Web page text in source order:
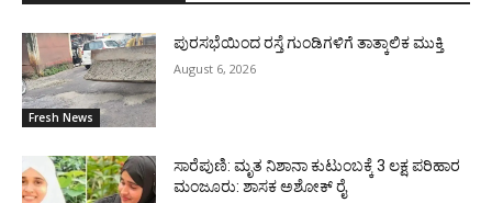
Fresh News
ಪುರಸಭೆಯಿಂದ ರಸ್ತೆ ಗುಂಡಿಗಳಿಗೆ ತಾತ್ಕಾಲಿಕ ಮುಕ್ತಿ
August 6, 2026
ಸಾರೆಪುಣಿ: ಮೃತ ನಿಶಾನಾ ಕುಟುಂಬಕ್ಕೆ 3 ಲಕ್ಷ ಪರಿಹಾರ
ಮಂಜೂರು: ಶಾಸಕ ಅಶೋಕ್ ರೈ